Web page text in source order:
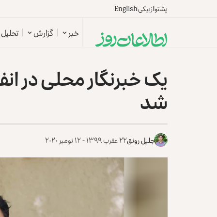
پشتوازبیکیEnglish
خبر گزارش تحلیل
یک خبرنگار محلی در
شد
جلیل رونق۲۲ عقرب ۱۳۹۹ - ۱۲ نومبر ۲۰۲۰